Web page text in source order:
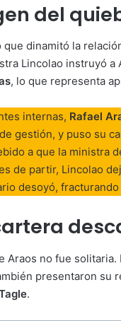
del
que dinamitó la
Lincolao instruyó
, lo que representa
internas, Rafael
gestión, y puso su
a que la ministra
de partir, Lincolao
desoyó,
Araos no fue
presentaron su
.